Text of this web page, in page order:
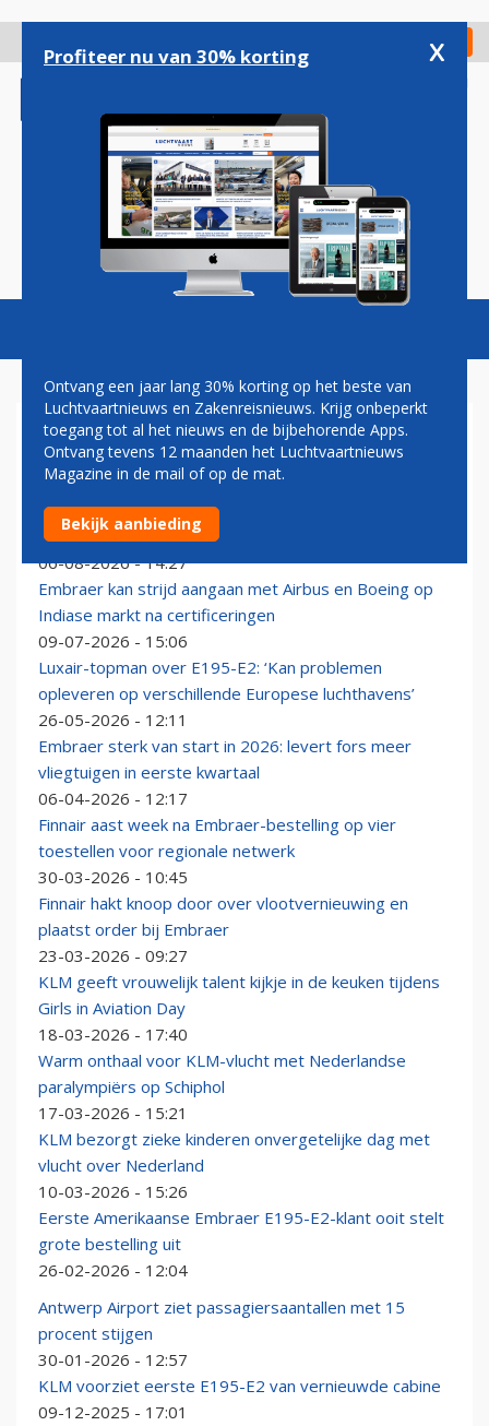
gaan
Check in
Magazine Podcasts Vacatures
EMBRAER E195-E2
Embraer E195-E2 biedt LATAM kansen: maatschappij
zet in op nieuwe bestemmingen
06-08-2026 - 14:27
Embraer kan strijd aangaan met Airbus en Boeing op
Indiase markt na certificeringen
09-07-2026 - 15:06
Luxair-topman over E195-E2: ‘Kan problemen
opleveren op verschillende Europese luchthavens’
26-05-2026 - 12:11
Embraer sterk van start in 2026: levert fors meer
vliegtuigen in eerste kwartaal
06-04-2026 - 12:17
Finnair aast week na Embraer-bestelling op vier
toestellen voor regionale netwerk
30-03-2026 - 10:45
Finnair hakt knoop door over vlootvernieuwing en
plaatst order bij Embraer
23-03-2026 - 09:27
KLM geeft vrouwelijk talent kijkje in de keuken tijdens
Girls in Aviation Day
18-03-2026 - 17:40
Warm onthaal voor KLM-vlucht met Nederlandse
paralympiërs op Schiphol
17-03-2026 - 15:21
KLM bezorgt zieke kinderen onvergetelijke dag met
vlucht over Nederland
10-03-2026 - 15:26
Eerste Amerikaanse Embraer E195-E2-klant ooit stelt
grote bestelling uit
26-02-2026 - 12:04
Antwerp Airport ziet passagiersaantallen met 15
procent stijgen
30-01-2026 - 12:57
KLM voorziet eerste E195-E2 van vernieuwde cabine
09-12-2025 - 17:01
Profiteer nu van 30% korting x
Ontvang een jaar lang 30% korting op het beste van
Luchtvaartnieuws en Zakenreisnieuws. Krijg onbeperkt
toegang tot al het nieuws en de bijbehorende Apps.
Ontvang tevens 12 maanden het Luchtvaartnieuws
Magazine in de mail of op de mat.
Bekijk aanbieding